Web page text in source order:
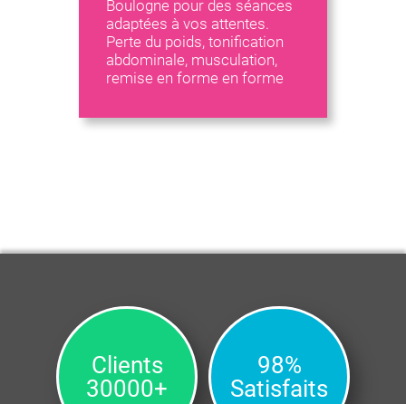
Boulogne pour des séances
adaptées à vos attentes.
Perte du poids, tonification
abdominale, musculation,
remise en forme en forme
Clients
30000+
98%
Satisfaits